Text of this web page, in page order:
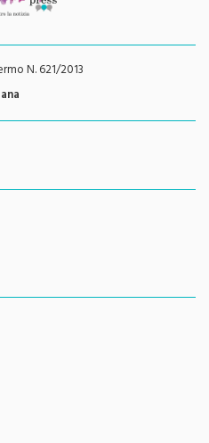
N. 621/2013